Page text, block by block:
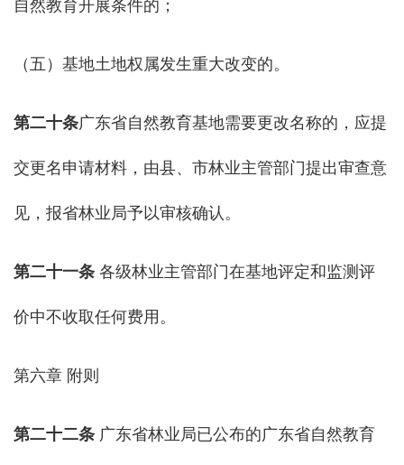
自然教育开展条件的；
（五）基地土地权属发生重大改变的。
第二十条广东省自然教育基地需要更改名称的，应提
交更名申请材料，由县、市林业主管部门提出审查意
见，报省林业局予以审核确认。
第二十一条 各级林业主管部门在基地评定和监测评
价中不收取任何费用。
第六章 附则
第二十二条 广东省林业局已公布的广东省自然教育